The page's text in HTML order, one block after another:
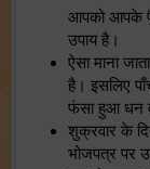
आपको आपके
उपाय है।
ऐसा माना
है। इसलिए
फंसा हुआ धन
शुक्रवार के
भोजपत्र पर